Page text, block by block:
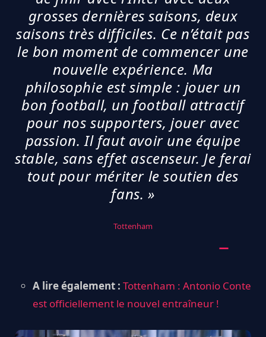
grosses dernières saisons, deux
saisons très difficiles. Ce n’était pas
le bon moment de commencer une
nouvelle expérience. Ma
philosophie est simple : jouer un
bon football, un football attractif
pour nos supporters, jouer avec
passion. Il faut avoir une équipe
stable, sans effet ascenseur. Je ferai
tout pour mériter le soutien des
fans. »
Tottenham
A lire également : Tottenham : Antonio Conte
est officiellement le nouvel entraîneur !